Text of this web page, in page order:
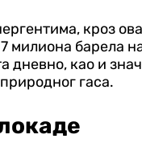
кроз
милиона барела
дневно, као и
гаса.